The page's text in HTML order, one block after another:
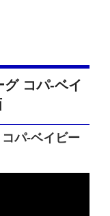
コパ-ベイ
パ-ベイビー